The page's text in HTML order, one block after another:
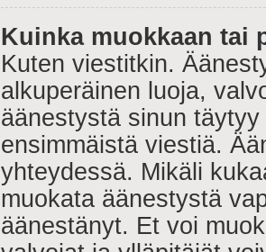
Kuinka muokkaan tai
Kuten viestitkin.
alkuperäinen luoja,
äänestystä sinun
ensimmäistä viestiä.
yhteydessä. Mikäli
muokata äänestystä
äänestänyt. Et voi